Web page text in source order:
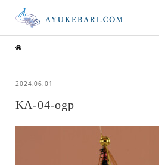
2024.06.01
KA-04-ogp